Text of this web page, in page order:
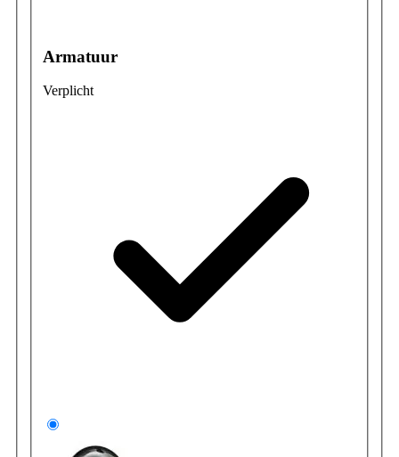
Armatuur
Verplicht